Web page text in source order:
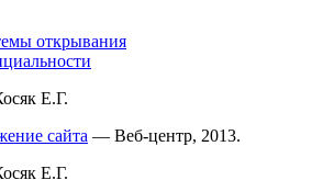
открывания
Е.Г.
сайта — Веб-центр, 2013.
Е.Г.